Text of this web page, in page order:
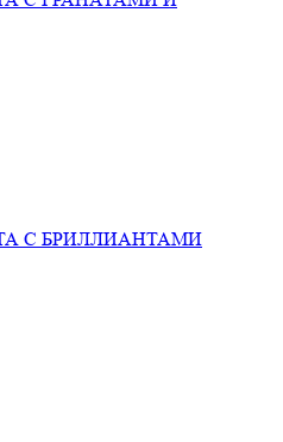
С БРИЛЛИАНТАМИ